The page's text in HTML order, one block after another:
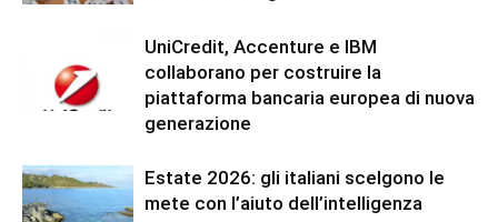
UniCredit, Accenture e IBM
collaborano per costruire la
piattaforma bancaria europea di nuova
generazione
Estate 2026: gli italiani scelgono le
mete con l’aiuto dell’intelligenza